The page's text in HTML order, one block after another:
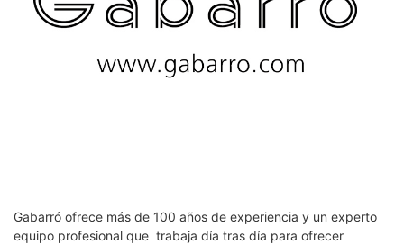
Gabarró ofrece más de 100 años de experiencia y un experto
equipo profesional que trabaja día tras día para ofrecer